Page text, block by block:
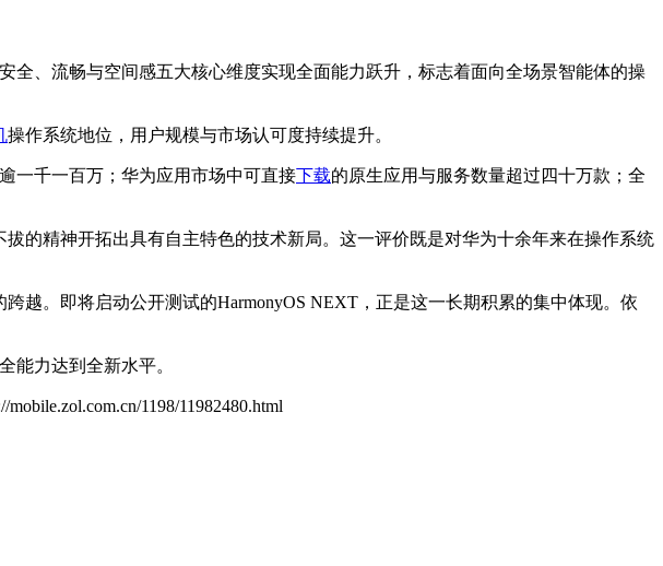
全、流畅与空间感五大核心维度实现全面能力跃升，标志着面向全场景智能体的操
操作系统地位，用户规模与市场认可度持续提升。
一千一百万；华为应用市场中可直接下载的原生应用与服务数量超过四十万款；全
的精神开拓出具有自主特色的技术新局。这一评价既是对华为十余年来在操作系统
越。即将启动公开测试的HarmonyOS NEXT，正是这一长期积累的集中体现。依
能力达到全新水平。
mobile.zol.com.cn/1198/11982480.html